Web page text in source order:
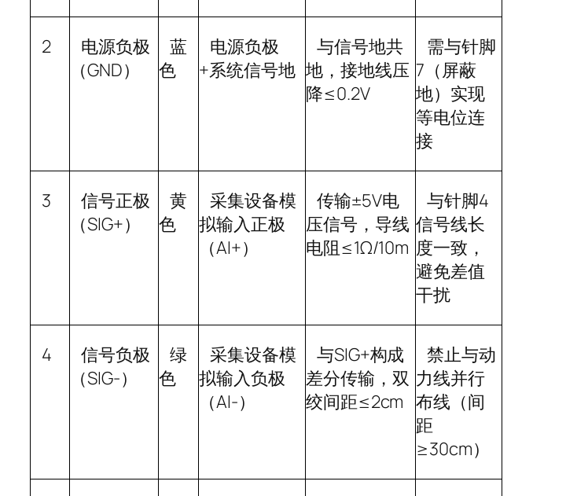
2
电源负极
（GND）
蓝
色
电源负极
+系统信号地
与信号地共
地，接地线压
降≤0.2V
需与针脚
7 （屏蔽
地）实现
等电位连
接
3
信号正极
（SIG+）
黄
色
采集设备模
拟输入正极
（AI+）
传输±5V电
压信号，导线
电阻≤1Ω/10m
与针脚4
信号线长
度一致，
避免差值
干扰
4
信号负极
（SIG-）
绿
色
采集设备模
拟输入负极
（AI-）
与SIG+构成
差分传输，双
绞间距≤2cm
禁止与动
力线并行
布线（间
距
≥30cm）